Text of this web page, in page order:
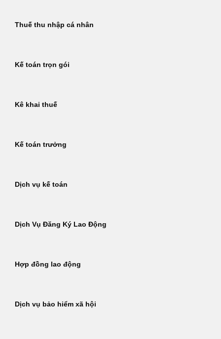
Thuế thu nhập cá nhân
Kế toán trọn gói
Kê khai thuế
Kế toán trưởng
Dịch vụ kế toán
Dịch Vụ Đăng Ký Lao Động
Hợp đồng lao động
Dịch vụ bảo hiểm xã hội